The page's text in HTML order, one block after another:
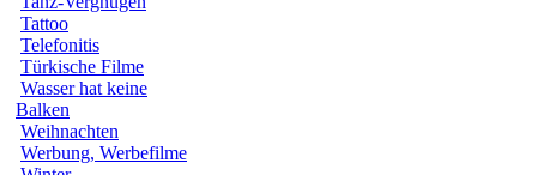
Tattoo
Telefonitis
Türkische Filme
Wasser hat keine
Balken
Weihnachten
Werbung, Werbefilme